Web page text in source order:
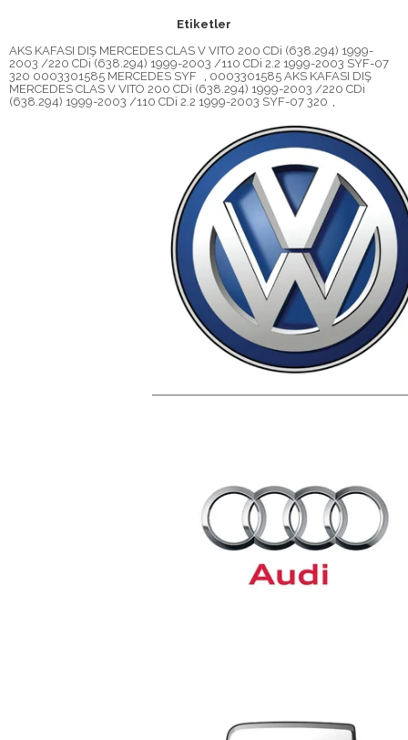
Etiketler
AKS KAFASI DIŞ MERCEDES CLAS V VITO 200 CDi (638.294) 1999-
2003 /220 CDi (638.294) 1999-2003 /110 CDi 2.2 1999-2003 SYF-07
320 0003301585 MERCEDES SYF
, 0003301585 AKS KAFASI DIŞ
MERCEDES CLAS V VITO 200 CDi (638.294) 1999-2003 /220 CDi
(638.294) 1999-2003 /110 CDi 2.2 1999-2003 SYF-07 320 ,